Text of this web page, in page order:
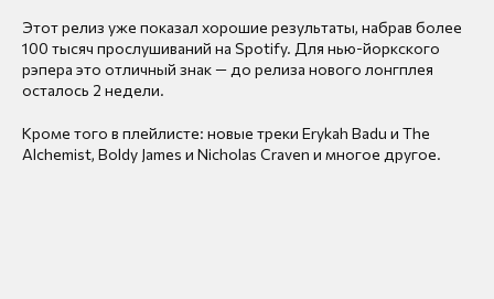
Этот релиз уже показал хорошие результаты, набрав более
100 тысяч прослушиваний на Spotify. Для нью-йоркского
рэпера это отличный знак — до релиза нового лонгплея
осталось 2 недели.
Кроме того в плейлисте: новые треки Erykah Badu и The
Alchemist, Boldy James и Nicholas Сraven и многое другое.